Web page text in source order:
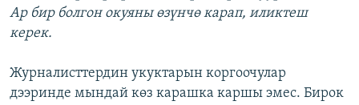
Ар бир болгон окуяны өзүнчө карап, иликтеш
керек.
Журналисттердин укуктарын коргоочулар
дээринде мындай көз карашка каршы эмес. Бирок